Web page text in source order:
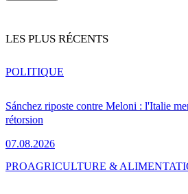
LES PLUS RÉCENTS
Sánchez riposte contre Meloni : l'Italie
rétorsion
07.08.2026
POLITIQUE
PROAGRICULTURE &